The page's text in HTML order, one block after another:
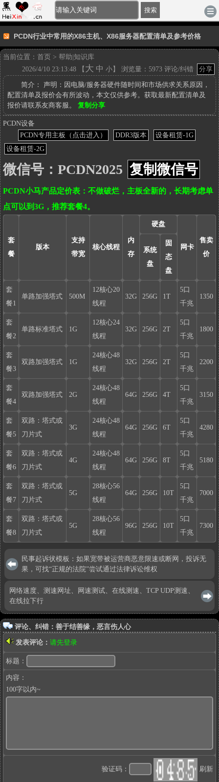
[登录] 账户充值| 电脑版
搜索
PCDN行业中常用的X86主机、X86服务器配置清单及参考价格
当前位置： 首页 > 帮助|知识库
2026/4/10 23:13:48 【 大 中 小 】 浏览量：5973 评论/纠错
分享
PCDN
行
业
中
常
的
X86
主
机、
服
务
器
清
单
考
格
参
考
链
接：
http://www.heixinyun.cn/GO/?
9591.pcdnx86
简介： 声明：因电脑/服务器硬件随时间和市场供求关系原因，
配置清单及报价会有所波动，本文仅供参考。获取最新配置清单及
报价请联系友商客服。
参
考
接：
http://www.heixinyun.cn/GO/?
9591.pcdnx86
复制分享
PCDN设备
PCDN专用主板（点击进入）
DDR3版本
设备租赁-1G
设备租赁-2G
微信号：PCDN2025 复制微信号
PCDN小马产品定价表：不做破烂，主板全新的，长期考虑单
点可以到3G，推荐套餐4。
套
餐
版本
支持
带宽
核心线程
内
存
硬盘
网卡
售卖
价
系统
盘
固
态
盘
套
餐1
单路加强塔式 500M
12核心20
线程
32G 256G 1T
5口
千兆
1350
套
餐2
单路标准塔式 1G
12核心24
线程
32G 256G 2T
5口
千兆
1800
套
餐3
双路加强塔式 1G
24核心48
线程
32G 256G 2T
5口
千兆
2200
套
餐4
双路加强塔式 2G
24核心48
线程
64G 256G 4T
5口
千兆
3150
套
餐5
双路：塔式或
刀片式
3G
24核心48
线程
64G 256G 6T
5口
千兆
4280
套
餐6
双路：塔式或
刀片式
4G
24核心48
线程
64G 256G 8T
5口
千兆
5180
套
餐7
双路：塔式或
刀片式
5G
28核心56
线程
64G 256G 10T
5口
千兆
7000
套
餐8
双路：塔式或
刀片式
5G
28核心56
线程
96G 256G 10T
5口
千兆
7300
民事起诉状模板：如果宽带被运营商恶意限速或断网，投诉无
果，可找“正规的法院”尝试通过法律诉讼维权
网络速度、测速网址、网速测试、在线测速、TCP UDP测速、
在线拉下行
评论、纠错：善于结善缘，恶言伤人心
发表评论： 请先登录
标题：
内容：
100字以内~
验证码： 刷新